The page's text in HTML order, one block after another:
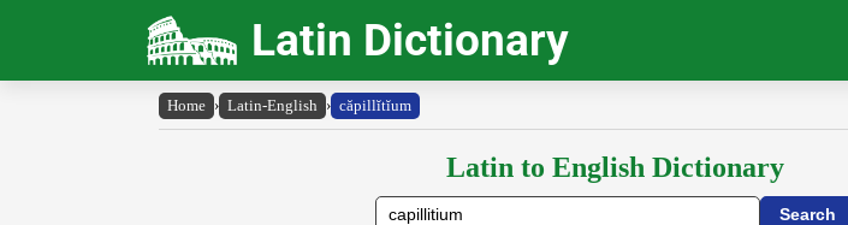
Latin Dictionary
Home › Latin-English › căpillĭtĭum
Latin to English Dictionary